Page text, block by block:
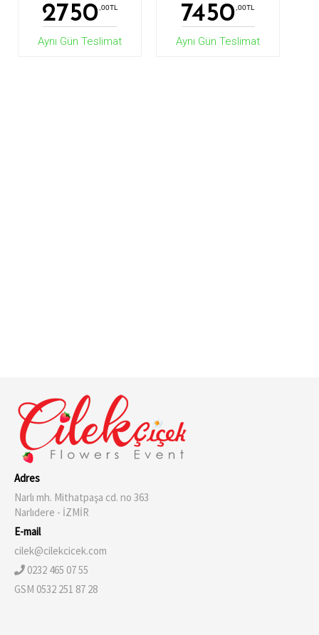
2750 ,00TL
Aynı Gün Teslimat
7450 ,00TL
Aynı Gün Teslimat
Adres
Narlı mh. Mithatpaşa cd. no 363
Narlıdere - İZMİR
E-mail
cilek@cilekcicek.com
0232 465 07 55
GSM 0532 251 87 28